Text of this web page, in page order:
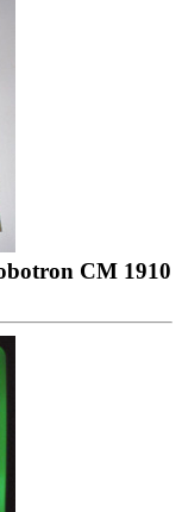
CM 1910